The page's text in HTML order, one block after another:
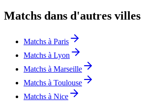
Matchs dans d'autres villes
Matchs à Paris
Matchs à Lyon
Matchs à Marseille
Matchs à Toulouse
Matchs à Nice